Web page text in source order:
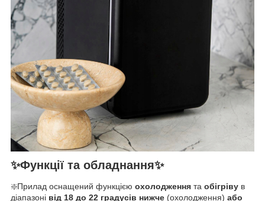
✨Функції та обладнання✨
❇️Прилад оснащений функцією охолодження та обігріву в
діапазоні від 18 до 22 градусів нижче (охолодження) або